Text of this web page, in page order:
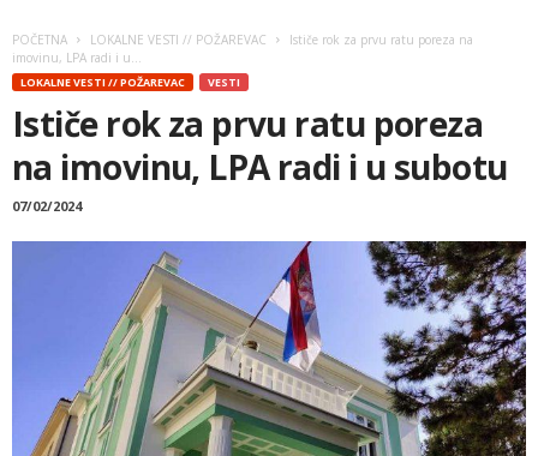
POČETNA LOKALNE VESTI // POŽAREVAC
Ističe rok za prvu ratu poreza na
imovinu, LPA radi i u...
LOKALNE VESTI // POŽAREVAC VESTI
Ističe rok za prvu ratu poreza
na imovinu, LPA radi i u subotu
07/02/2024